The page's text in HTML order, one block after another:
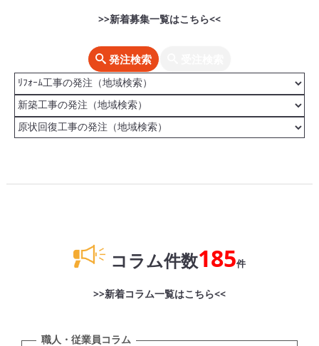
>>新着募集一覧はこちら<<
発注検索
コラム件数185件
>>新着コラム一覧はこちら<<
職人・従業員コラム